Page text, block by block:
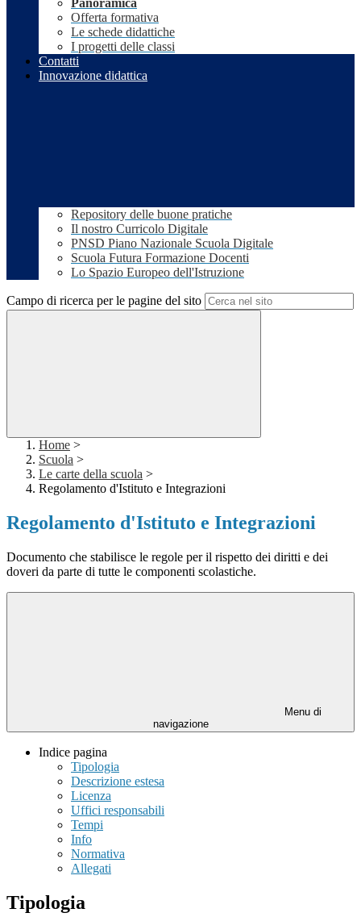
Panoramica
Offerta formativa
Le schede didattiche
I progetti delle classi
Contatti
Innovazione didattica
Repository delle buone pratiche
Il nostro Curricolo Digitale
PNSD Piano Nazionale Scuola Digitale
Scuola Futura Formazione Docenti
Lo Spazio Europeo dell'Istruzione
Campo di ricerca per le pagine del sito
Home >
Scuola >
Le carte della scuola >
Regolamento d'Istituto e Integrazioni
Regolamento d'Istituto e Integrazioni
Documento che stabilisce le regole per il rispetto dei diritti e dei
doveri da parte di tutte le componenti scolastiche.
Menu di
navigazione
Indice pagina
Tipologia
Descrizione estesa
Licenza
Uffici responsabili
Tempi
Info
Normativa
Allegati
Tipologia